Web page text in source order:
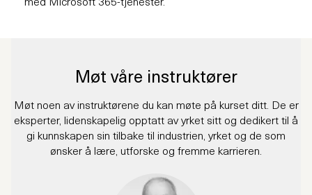
Møt våre instruktører
Møt noen av instruktørene du kan møte på kurset ditt. De er
eksperter, lidenskapelig opptatt av yrket sitt og dedikert til å
gi kunnskapen sin tilbake til industrien, yrket og de som
ønsker å lære, utforske og fremme karrieren.